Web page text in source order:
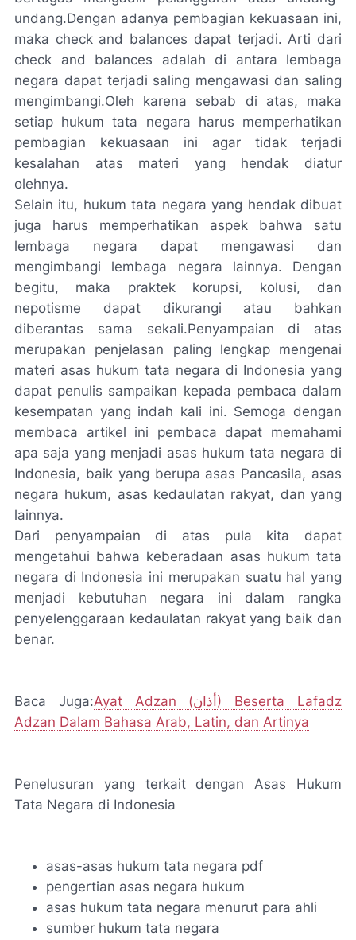
undang.Dengan adanya pembagian kekuasaan ini,
maka check and balances dapat terjadi. Arti dari
check and balances adalah di antara lembaga
negara dapat terjadi saling mengawasi dan saling
mengimbangi.Oleh karena sebab di atas, maka
setiap hukum tata negara harus memperhatikan
pembagian kekuasaan ini agar tidak terjadi
kesalahan atas materi yang hendak diatur
olehnya.
Selain itu, hukum tata negara yang hendak dibuat
juga harus memperhatikan aspek bahwa satu
lembaga negara dapat mengawasi dan
mengimbangi lembaga negara lainnya. Dengan
begitu, maka praktek korupsi, kolusi, dan
nepotisme dapat dikurangi atau bahkan
diberantas sama sekali.Penyampaian di atas
merupakan penjelasan paling lengkap mengenai
materi asas hukum tata negara di Indonesia yang
dapat penulis sampaikan kepada pembaca dalam
kesempatan yang indah kali ini. Semoga dengan
membaca artikel ini pembaca dapat memahami
apa saja yang menjadi asas hukum tata negara di
Indonesia, baik yang berupa asas Pancasila, asas
negara hukum, asas kedaulatan rakyat, dan yang
lainnya.
Dari penyampaian di atas pula kita dapat
mengetahui bahwa keberadaan asas hukum tata
negara di Indonesia ini merupakan suatu hal yang
menjadi kebutuhan negara ini dalam rangka
penyelenggaraan kedaulatan rakyat yang baik dan
benar.
Baca Juga:Ayat Adzan (أذان) Beserta Lafadz
Adzan Dalam Bahasa Arab, Latin, dan Artinya
Penelusuran yang terkait dengan Asas Hukum
Tata Negara di Indonesia
asas-asas hukum tata negara pdf
pengertian asas negara hukum
asas hukum tata negara menurut para ahli
sumber hukum tata negara